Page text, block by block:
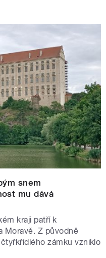
snem
mu dává
kraji patří k
Moravě. Z původně
zámku vzniklo